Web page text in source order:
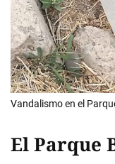
Vandalismo en el
El Parque